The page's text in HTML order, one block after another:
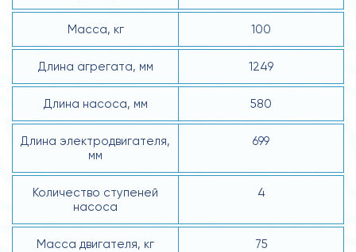
Масса, кг 100
Длина агрегата, мм 1249
Длина насоса, мм 580
Длина электродвигателя,
мм
699
Количество ступеней
насоса
4
Масса двигателя, кг 75